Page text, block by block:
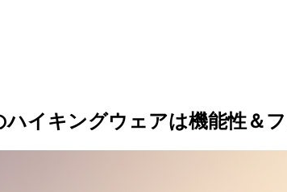
イキングウェアは機能性＆